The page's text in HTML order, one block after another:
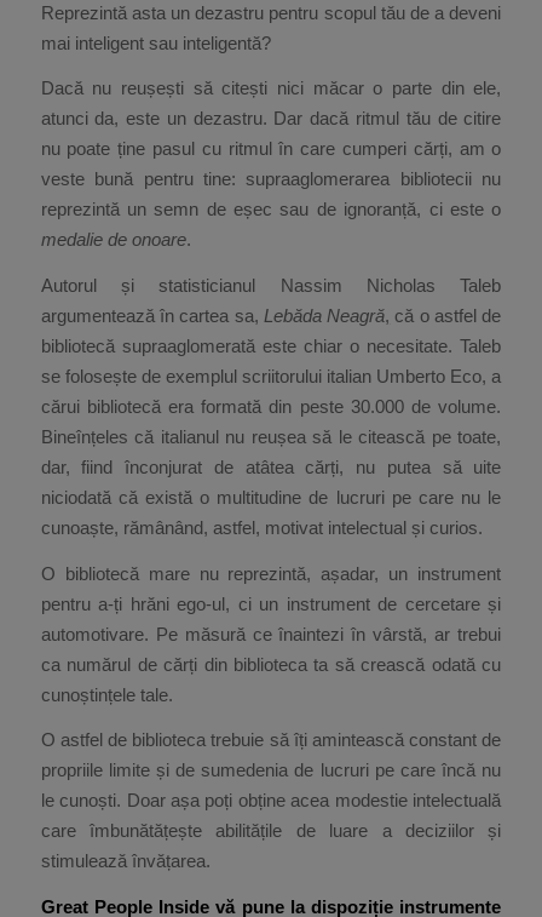
Reprezintă asta un dezastru pentru scopul tău de a deveni
mai inteligent sau inteligentă?
Dacă nu reușești să citești nici măcar o parte din ele,
atunci da, este un dezastru. Dar dacă ritmul tău de citire
nu poate ține pasul cu ritmul în care cumperi cărți, am o
veste bună pentru tine: supraaglomerarea bibliotecii nu
reprezintă un semn de eșec sau de ignoranță, ci este o
medalie de onoare.
Autorul și statisticianul Nassim Nicholas Taleb
argumentează în cartea sa, Lebăda Neagră, că o astfel de
bibliotecă supraaglomerată este chiar o necesitate. Taleb
se folosește de exemplul scriitorului italian Umberto Eco, a
cărui bibliotecă era formată din peste 30.000 de volume.
Bineînțeles că italianul nu reușea să le citească pe toate,
dar, fiind înconjurat de atâtea cărți, nu putea să uite
niciodată că există o multitudine de lucruri pe care nu le
cunoaște, rămânând, astfel, motivat intelectual și curios.
O bibliotecă mare nu reprezintă, așadar, un instrument
pentru a-ți hrăni ego-ul, ci un instrument de cercetare și
automotivare. Pe măsură ce înaintezi în vârstă, ar trebui
ca numărul de cărți din biblioteca ta să crească odată cu
cunoștințele tale.
O astfel de biblioteca trebuie să îți amintească constant de
propriile limite și de sumedenia de lucruri pe care încă nu
le cunoști. Doar așa poți obține acea modestie intelectuală
care îmbunătățește abilitățile de luare a deciziilor și
stimulează învățarea.
Great People Inside vă pune la dispoziție instrumente